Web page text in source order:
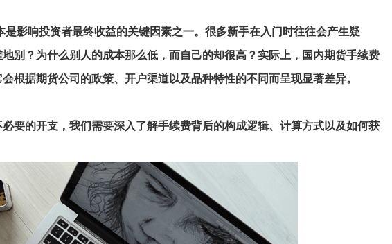
影响投资者最终收益的关键因素之一。很多新手在入门时往往会产生疑
别？为什么别人的成本那么低，而自己的却很高？实际上，国内期货手续费
根据期货公司的政策、开户渠道以及品种特性的不同而呈现显著差异。
要的开支，我们需要深入了解手续费背后的构成逻辑、计算方式以及如何获